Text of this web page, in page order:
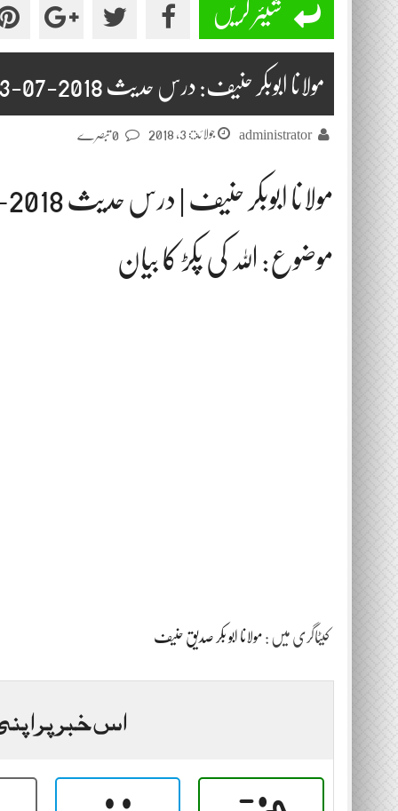
شیئر کریں
مولانا ابوبکر حنیف: درس حدیث 2018-07-03
administrator جولائ 3, 2018
مولانا ابوبکر حنیف | درس حدیث 2018-07-03
موضوع: اللہ کی پکڑ کا بیان
کیٹاگری میں : مولانا ابو بکر صدیق حنیف
اس خبر پر